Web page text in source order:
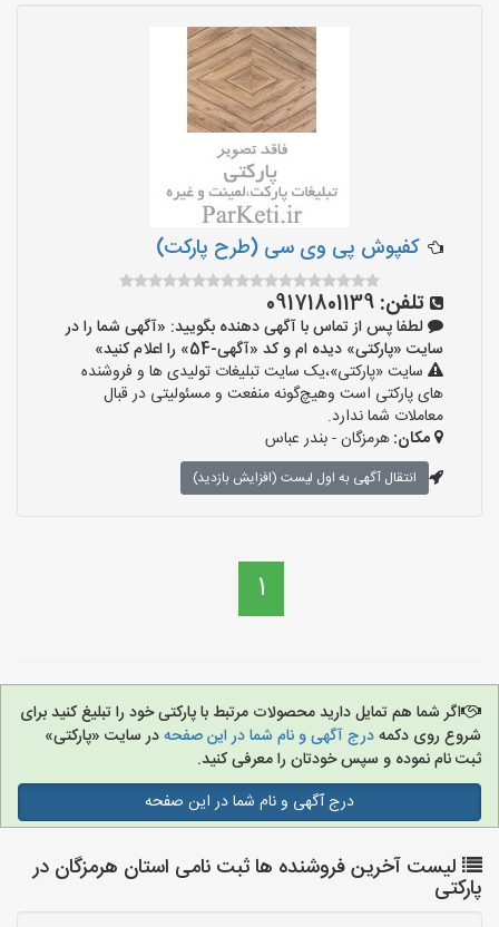
کفپوش پی وی سی (طرح پارکت)
تلفن: 09171801139
لطفا پس از تماس با آگهی دهنده بگویید: «آگهی شما را در
سایت «پارکتی» دیده ام و کد «آگهی-54» را اعلام کنید»
سایت «پارکتی»،یک سایت تبلیغات تولیدی ها و فروشنده
های پارکتی است وهیچ‌گونه منفعت و مسئولیتی در قبال
معاملات شما ندارد.
مکان:هرمزگان - بندر عباس
انتقال آگهی به اول لیست (افزایش بازدید)
1
اگر شما هم تمایل دارید محصولات مرتبط با پارکتی خود را تبلیغ کنید برای
شروع روی دکمهدرج آگهی و نام شما در این صفحهدر سایت «پارکتی»
ثبت نام نموده و سپس خودتان را معرفی کنید.
درج آگهی و نام شما در این صفحه
لیست آخرین فروشنده ها ثبت نامی استان هرمزگان در
پارکتی